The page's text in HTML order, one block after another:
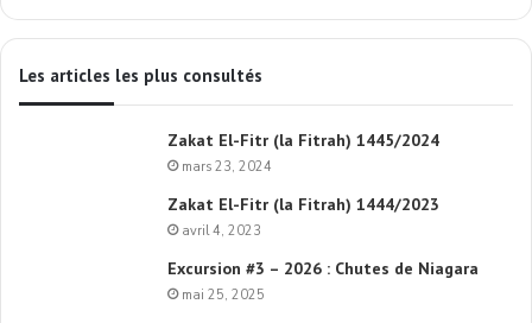
Les articles les plus consultés
Zakat El-Fitr (la Fitrah) 1445/2024
mars 23, 2024
Zakat El-Fitr (la Fitrah) 1444/2023
avril 4, 2023
Excursion #3 – 2026 : Chutes de Niagara
mai 25, 2025